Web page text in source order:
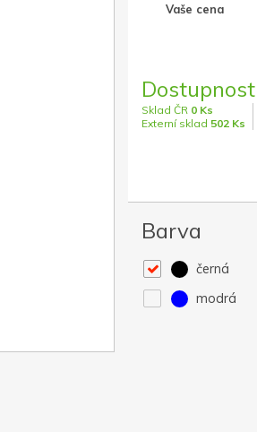
Vaše cena
Dostupnost
Sklad ČR 0 Ks
Externí sklad 502 Ks
Barva
černá
modrá